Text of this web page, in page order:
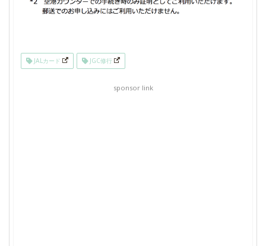
JALカード JGC修行
sponsor link